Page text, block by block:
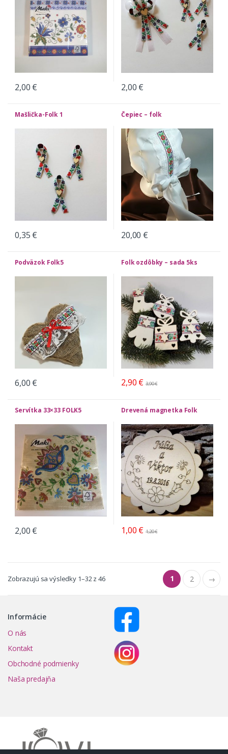
2,00 € 2,00 €
Mašlička-Folk 1
0,35 €
Čepiec – folk
20,00 €
Podväzok Folk5
6,00 €
Folk ozdôbky – sada 5ks
2,90 € 3,90€
Servítka 33×33 FOLK5
2,00 €
Drevená magnetka Folk
1,00 € 1,20€
Zobrazujú sa výsledky 1–32 z 46 1 2 →
Informácie
O nás
Kontakt
Obchodné podmienky
Naša predajňa